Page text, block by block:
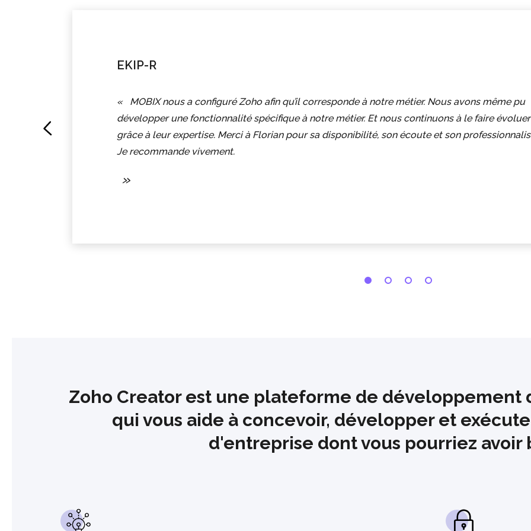
EKIP-R
MOBIX nous a configuré Zoho afin qu’il corresponde à notre métier. Nous avons même pu
développer une fonctionnalité spécifique à notre métier. Et nous continuons à le faire évoluer
grâce à leur expertise. Merci à Florian pour sa disponibilité, son écoute et son
Je recommande vivement.
Zoho Creator est une plateforme de développement
qui vous aide à concevoir, développer et
d'entreprise dont vous pourriez avoir